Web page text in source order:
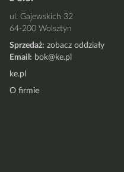
ul. Gajewskich 32
64-200 Wolsztyn
Sprzedaż: zobacz oddziały
Email: bok@ke.pl
ke.pl
O firmie